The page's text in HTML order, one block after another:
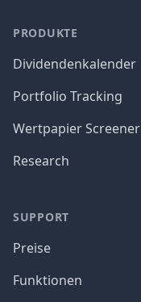
PRODUKTE
Dividendenkalender
Portfolio Tracking
Wertpapier Screener
Research
SUPPORT
Preise
Funktionen